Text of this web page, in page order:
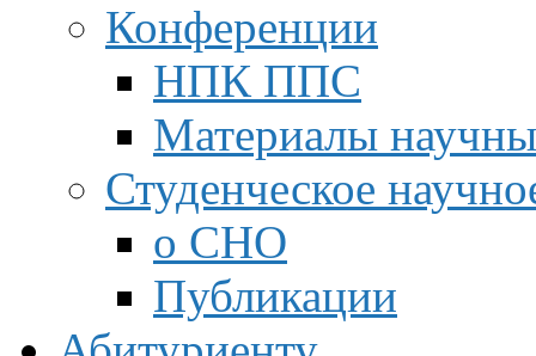
Конференции
НПК ППС
Материалы
Студенческое
о СНО
Публикации